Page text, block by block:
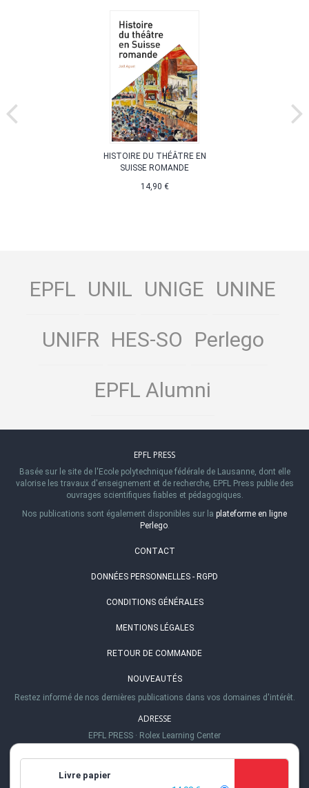
Livre papier
HISTOIRE DU THÉÂTRE EN
SUISSE ROMANDE
14,90 €
EPFL UNIL UNIGE UNINE
UNIFR HES-SO Perlego
EPFL Alumni
EPFL PRESS
Basée sur le site de l'Ecole polytechnique fédérale de Lausanne, dont elle
valorise les travaux d'enseignement et de recherche, EPFL Press publie des
ouvrages scientifiques fiables et pédagogiques.
Nos publications sont également disponibles sur la plateforme en ligne
Perlego.
CONTACT
DONNÉES PERSONNELLES - RGPD
CONDITIONS GÉNÉRALES
MENTIONS LÉGALES
RETOUR DE COMMANDE
NOUVEAUTÉS
Restez informé de nos dernières publications dans vos domaines d'intérêt.
ADRESSE
EPFL PRESS · Rolex Learning Center
Station 20·1015 Lausanne, Suisse